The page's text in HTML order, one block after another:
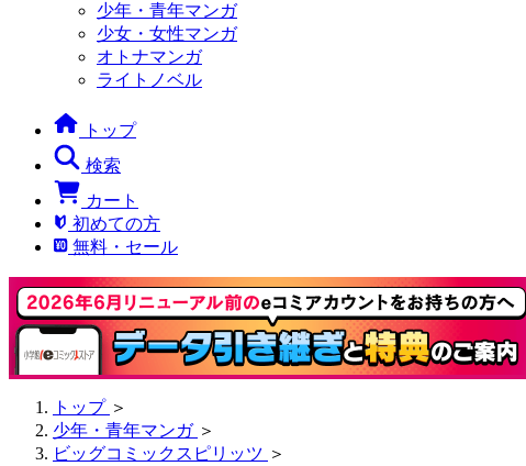
少年・青年マンガ
少女・女性マンガ
オトナマンガ
ライトノベル
トップ
検索
カート
初めての方
無料・セール
トップ ＞
少年・青年マンガ ＞
ビッグコミックスピリッツ ＞